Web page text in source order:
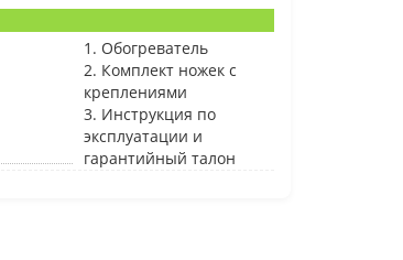
1. Обогреватель
2. Комплект ножек с
креплениями
3. Инструкция по
эксплуатации и
гарантийный талон